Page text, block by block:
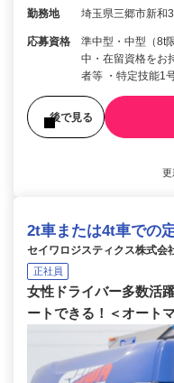
勤務地 埼玉県三郷市新和
応募資格
準中型・中型（8t
中・在留資格をお
者等 ・特定技能1
後で見る
2t車または4t車での
セイワロジスティクス株式
正社員
女性ドライバー多数活
ートできる！＜オート